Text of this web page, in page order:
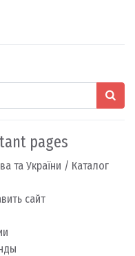
pages
та України / Каталог
сайт